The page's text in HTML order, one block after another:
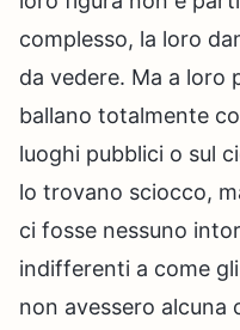
complesso, la loro
da vedere. Ma a loro
ballano totalmente
luoghi pubblici o sul
lo trovano sciocco,
ci fosse nessuno
indifferenti a come
non avessero alcuna